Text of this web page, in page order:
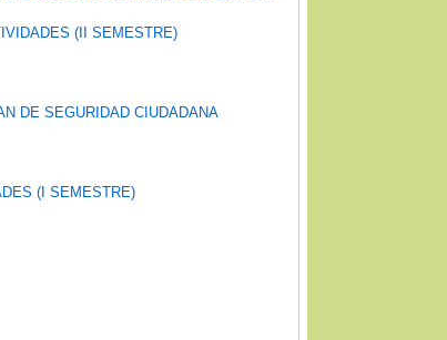
(II SEMESTRE)
DE SEGURIDAD CIUDADANA
(I SEMESTRE)